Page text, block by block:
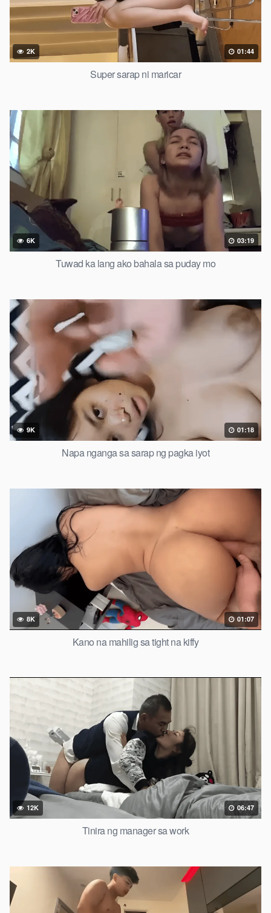
2K 01:44
Super sarap ni maricar
6K 03:19
Tuwad ka lang ako bahala sa puday mo
9K 01:18
Napa nganga sa sarap ng pagka iyot
8K 01:07
Kano na mahilig sa tight na kiffy
12K 06:47
Tinira ng manager sa work